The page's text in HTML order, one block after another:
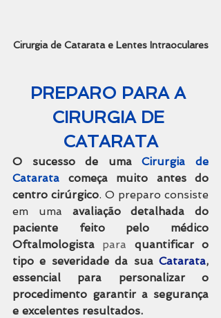
Cirurgia de Catarata e Lentes Intraoculares
PREPARO PARA A
CIRURGIA DE
CATARATA
O sucesso de uma
Cirurgia de
Catarata
começa muito antes do
centro cirúrgico. O preparo consiste
em uma avaliação detalhada do
paciente feito pelo médico
Oftalmologista para quantificar o
tipo e severidade da sua Catarata,
essencial para personalizar o
procedimento garantir a segurança
e excelentes resultados.